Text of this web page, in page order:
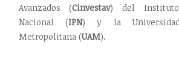
Avanzados (Cinvestav) del Instituto
Nacional (IPN) y la Universidad
Metropolitana (UAM).